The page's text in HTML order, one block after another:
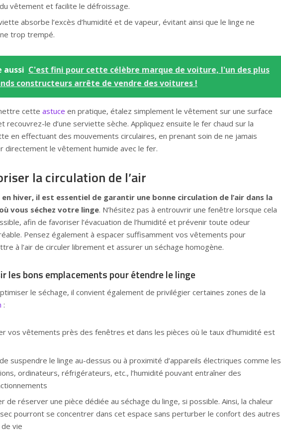
vêtement et facilite le défroissage.
absorbe l’excès d’humidité et de vapeur, évitant ainsi que le linge ne
trop trempé.
aussi C'est fini pour cette célèbre marque de voiture, l'un des plus
constructeurs arrête de vendre des voitures !
cette astuce en pratique, étalez simplement le vêtement sur une surface
recouvrez-le d’une serviette sèche. Appliquez ensuite le fer chaud sur la
en effectuant des mouvements circulaires, en prenant soin de ne jamais
directement le vêtement humide avec le fer.
la circulation de l’air
en hiver, il est essentiel de garantir une bonne circulation de l’air dans la
vous séchez votre linge. N’hésitez pas à entrouvrir une fenêtre lorsque cela
afin de favoriser l’évacuation de l’humidité et prévenir toute odeur
Pensez également à espacer suffisamment vos vêtements pour
à l’air de circuler librement et assurer un séchage homogène.
les bons emplacements pour étendre le linge
le séchage, il convient également de privilégier certaines zones de la
:
vos vêtements près des fenêtres et dans les pièces où le taux d’humidité est
suspendre le linge au-dessus ou à proximité d’appareils électriques comme les
ordinateurs, réfrigérateurs, etc., l’humidité pouvant entraîner des
de réserver une pièce dédiée au séchage du linge, si possible. Ainsi, la chaleur
sec pourront se concentrer dans cet espace sans perturber le confort des autres
vie